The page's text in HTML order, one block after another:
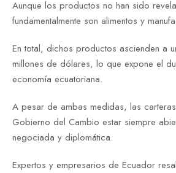
Aunque los productos no han sido
fundamentalmente son alimentos y
En total, dichos productos ascienden a
millones de dólares, lo que expone el
economía ecuatoriana.
A pesar de ambas medidas, las
Gobierno del Cambio estar siempre
negociada y diplomática.
Expertos y empresarios de Ecuador